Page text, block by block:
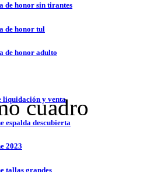
de honor sin tirantes
de honor tul
de honor adulto
liquidación y venta
espalda descubierta
2023
tallas grandes
cuadro